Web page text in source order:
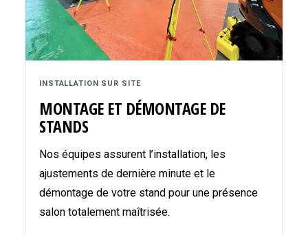
INSTALLATION SUR SITE
MONTAGE ET DÉMONTAGE DE
STANDS
Nos équipes assurent l’installation, les
ajustements de dernière minute et le
démontage de votre stand pour une présence
salon totalement maîtrisée.